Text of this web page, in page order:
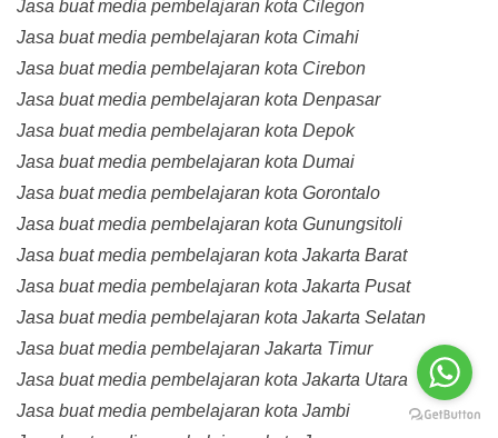
Jasa buat media pembelajaran kota Cilegon
Jasa buat media pembelajaran kota Cimahi
Jasa buat media pembelajaran kota Cirebon
Jasa buat media pembelajaran kota Denpasar
Jasa buat media pembelajaran kota Depok
Jasa buat media pembelajaran kota Dumai
Jasa buat media pembelajaran kota Gorontalo
Jasa buat media pembelajaran kota Gunungsitoli
Jasa buat media pembelajaran kota Jakarta Barat
Jasa buat media pembelajaran kota Jakarta Pusat
Jasa buat media pembelajaran kota Jakarta Selatan
Jasa buat media pembelajaran Jakarta Timur
Jasa buat media pembelajaran kota Jakarta Utara
Jasa buat media pembelajaran kota Jambi